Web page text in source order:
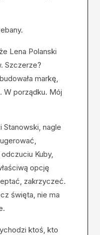
Lena Polanski
Szczerze?
markę,
W porządku. Mój
Stanowski, nagle
Kuby,
opcję
zakrzyczeć.
święta, nie ma
ktoś, kto